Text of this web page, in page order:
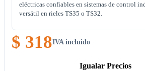
eléctricas confiables en sistemas de control
versátil en rieles TS35 o TS32.
$ 318IVA incluido
Igualar Precios